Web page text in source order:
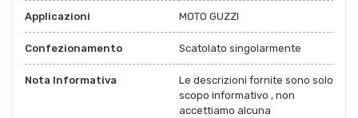
Applicazioni MOTO GUZZI
Confezionamento Scatolato singolarmente
Nota Informativa
Le descrizioni fornite sono solo
scopo informativo , non
accettiamo alcuna